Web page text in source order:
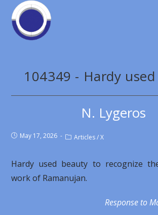
104349 - Hardy
N. Lygeros
May 17, 2026 Articles / X
Hardy used beauty to recognize
work of Ramanujan.
Response to